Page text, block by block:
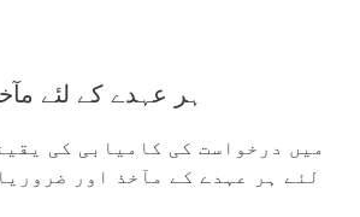
ہر عہدے کے لئے
لئے ہر عہدے کے مآخذ اور